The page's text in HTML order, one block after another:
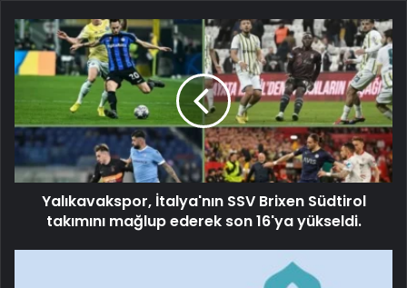
Yalıkavakspor, İtalya'nın SSV Brixen Südtirol
takımını mağlup ederek son 16'ya yükseldi.